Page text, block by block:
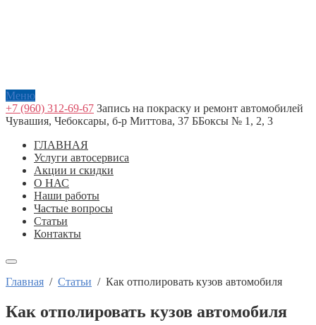
Меню
+7 (960) 312-69-67 Запись на покраску и ремонт автомобилей
Чувашия, Чебоксары, б-р Миттова, 37 ББоксы № 1, 2, 3
ГЛАВНАЯ
Услуги автосервиса
Акции и скидки
О НАС
Наши работы
Частые вопросы
Статьи
Контакты
Главная / Статьи / Как отполировать кузов автомобиля
Как отполировать кузов автомобиля